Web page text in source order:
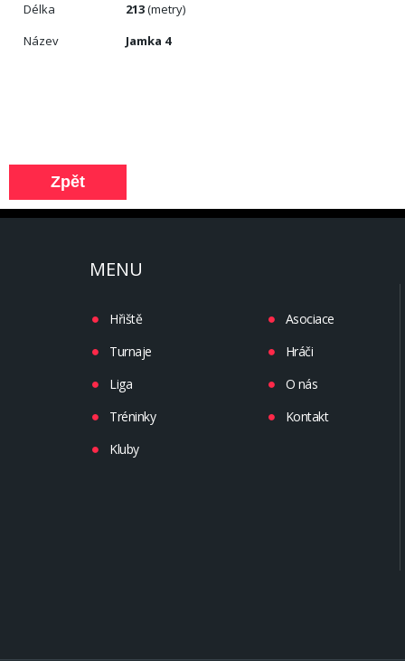
Délka
213(metry)
Název
Jamka 4
MENU
Hřiště
Turnaje
Liga
Tréninky
Kluby
Asociace
Hráči
O nás
Kontakt